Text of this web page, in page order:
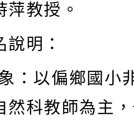
萍教授。
說明：
：以偏鄉國小
然科教師為主